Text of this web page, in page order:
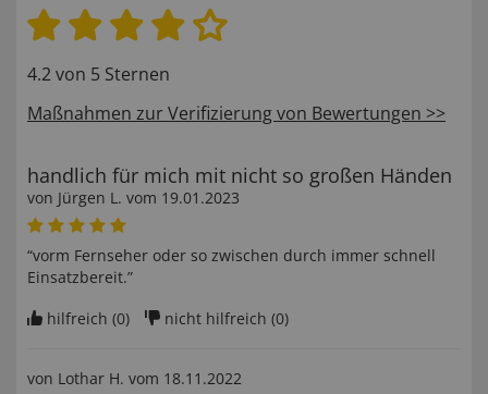
4.2 von 5 Sternen
Maßnahmen zur Verifizierung von Bewertungen >>
handlich für mich mit nicht so großen Händen
von Jürgen L. vom 19.01.2023
“vorm Fernseher oder so zwischen durch immer schnell
Einsatzbereit.”
hilfreich (0) nicht hilfreich (0)
von Lothar H. vom 18.11.2022